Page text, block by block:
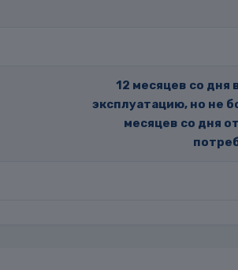
12 месяцев со дня
эксплуатацию, но не
месяцев со дня